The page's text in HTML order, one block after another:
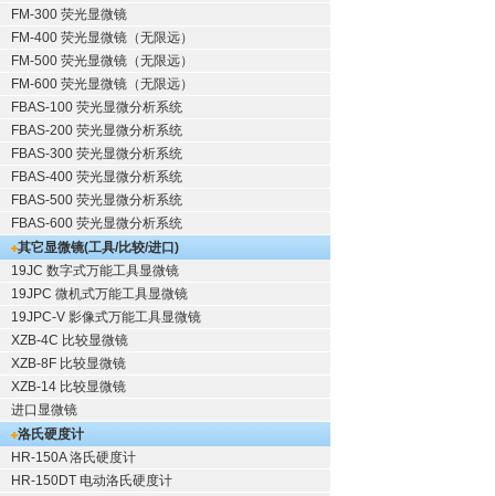
FM-300 荧光显微镜
FM-400 荧光显微镜（无限远）
FM-500 荧光显微镜（无限远）
FM-600 荧光显微镜（无限远）
FBAS-100 荧光显微分析系统
FBAS-200 荧光显微分析系统
FBAS-300 荧光显微分析系统
FBAS-400 荧光显微分析系统
FBAS-500 荧光显微分析系统
FBAS-600 荧光显微分析系统
其它显微镜(工具/比较/进口)
19JC 数字式万能工具显微镜
19JPC 微机式万能工具显微镜
19JPC-V 影像式万能工具显微镜
XZB-4C 比较显微镜
XZB-8F 比较显微镜
XZB-14 比较显微镜
进口显微镜
洛氏硬度计
HR-150A 洛氏硬度计
HR-150DT 电动洛氏硬度计